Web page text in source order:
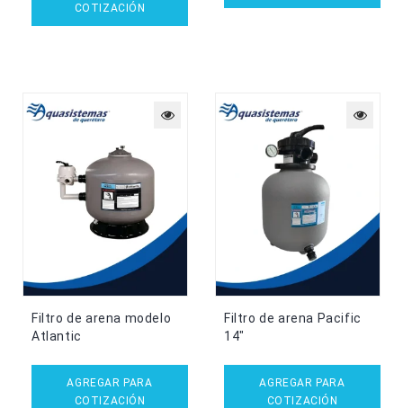
COTIZACIÓN
Filtro de arena modelo
Atlantic
AGREGAR PARA
COTIZACIÓN
Filtro de arena Pacific
14″
AGREGAR PARA
COTIZACIÓN